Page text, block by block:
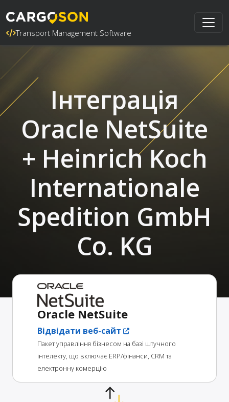
Transport Management Software
Інтеграція
Oracle NetSuite
+ Heinrich Koch
Internationale
Spedition GmbH
Co. KG
Oracle NetSuite
Відвідати веб-сайт
Пакет управління бізнесом на базі штучного
інтелекту, що включає ERP/фінанси, CRM та
електронну комерцію